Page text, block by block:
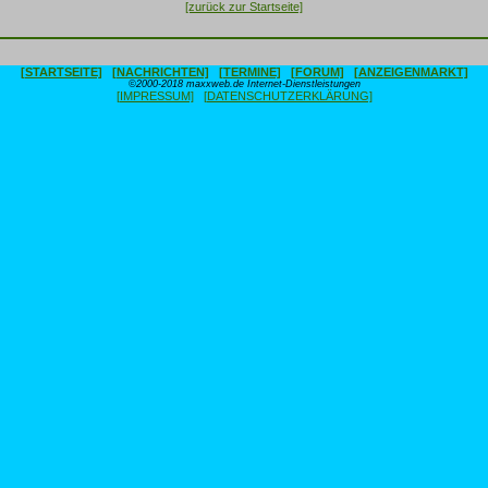
[zurück zur Startseite]
[STARTSEITE] [NACHRICHTEN] [TERMINE] [FORUM] [ANZEIGENMARKT]
©2000-2018 maxxweb.de Internet-Dienstleistungen
[IMPRESSUM] [DATENSCHUTZERKLÄRUNG]